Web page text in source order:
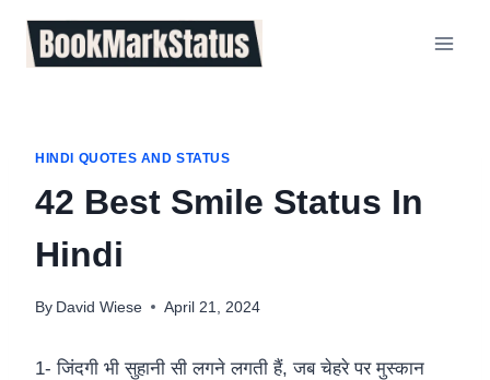
content
HINDI QUOTES AND STATUS
42 Best Smile Status In
Hindi
By David Wiese April 21, 2024
1- जिंदगी भी सुहानी सी लगने लगती हैं, जब चेहरे पर मुस्कान